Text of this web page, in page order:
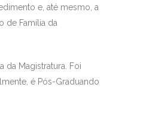
e, até mesmo, a
de Família da
da Magistratura. Foi
é Pós-Graduando